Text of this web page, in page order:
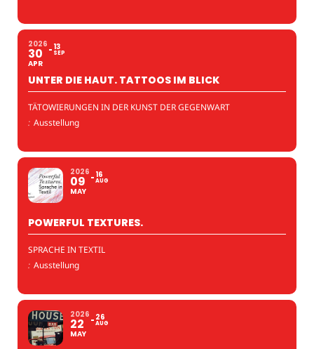
2026
30
APR
13
SEP
UNTER DIE HAUT. TATTOOS IM BLICK
TÄTOWIERUNGEN IN DER KUNST DER GEGENWART
: Ausstellung
2026
09
MAY
16
AUG
POWERFUL TEXTURES.
SPRACHE IN TEXTIL
: Ausstellung
2026
22
MAY
26
AUG